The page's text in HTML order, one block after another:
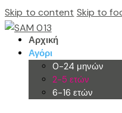
Skip to content Skip to
Αρχική
Αγόρι
0-24 μηνών
2-5 ετών
6-16 ετών